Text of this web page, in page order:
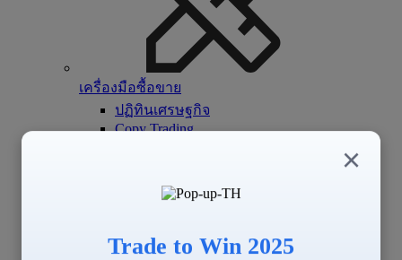
เครื่องมือซื้อขาย
ปฏิทินเศรษฐกิจ
Copy Trading
×
Trade to Win 2025